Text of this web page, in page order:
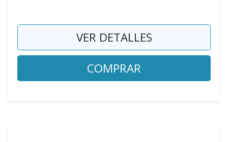
VER DETALLES
COMPRAR